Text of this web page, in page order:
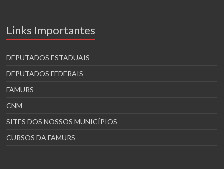
Links Importantes
DEPUTADOS ESTADUAIS
DEPUTADOS FEDERAIS
FAMURS
CNM
SITES DOS NOSSOS MUNICÍPIOS
CURSOS DA FAMURS